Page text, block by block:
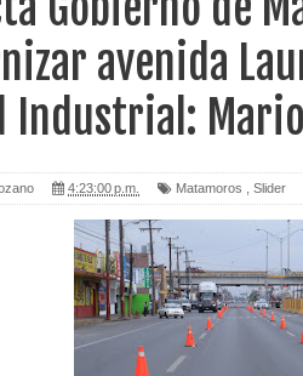
avenida
Industrial:
4:23:00 p.m. Matamoros Slider